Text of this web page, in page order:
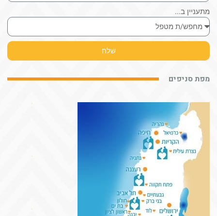
מתעניין ב...
שלח
מפת סניפים